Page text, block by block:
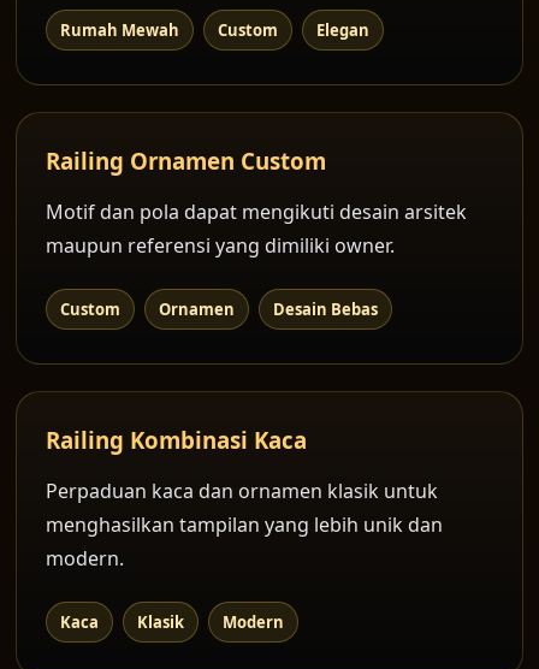
Rumah Mewah Custom Elegan
Railing Ornamen Custom
Motif dan pola dapat mengikuti desain arsitek
maupun referensi yang dimiliki owner.
Custom Ornamen Desain Bebas
Railing Kombinasi Kaca
Perpaduan kaca dan ornamen klasik untuk
menghasilkan tampilan yang lebih unik dan
modern.
Kaca Klasik Modern